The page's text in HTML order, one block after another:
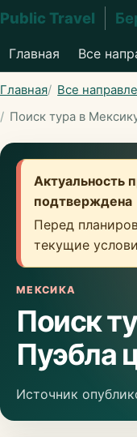
Public Travel
Главная Все
Главная Все
Поиск тура в
Актуальность
подтверждена
Перед
текущие
МЕКСИКА
Поиск
Пуэбла
Источник